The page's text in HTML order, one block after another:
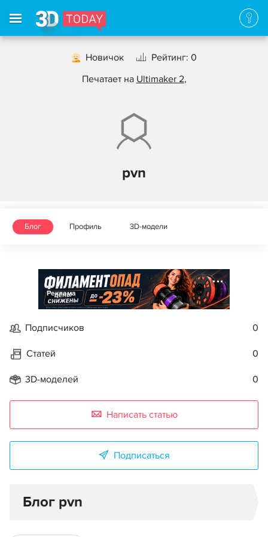
Новичок
Рейтинг: 0
Печатает на Ultimaker 2,
pvn
Блог Профиль 3D-модели
Реклама
Подписчиков 0
Статей 0
3D-моделей 0
Написать статью
Подписаться
Блог pvn